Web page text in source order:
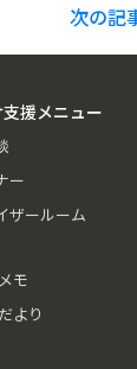
次の記
援メニュー
ー
ザールーム
モ
より